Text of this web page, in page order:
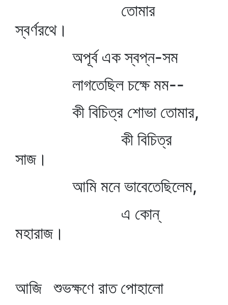
তোমার
স্বর্ণরথে।
অপূর্ব এক স্বপ্ন-সম
লাগতেছিল চক্ষে মম--
কী বিচিত্র শোভা তোমার,
কী বিচিত্র
সাজ।
আমি মনে ভাবেতেছিলেম,
এ কোন্‌
মহারাজ।
আজি শুভক্ষণে রাত পোহালো